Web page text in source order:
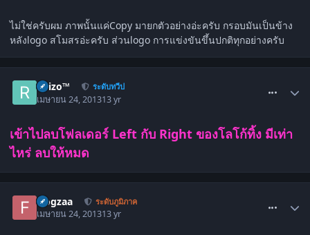
ไม่ใช่ครับผม ภาพนั้นแค่Copy มายกตัวอย่างอ่ะครับ กรอบมันเป็นข้าง
หลังlogo สโมสรอ่ะครับ ส่วนlogo การแข่งขันขึ้นปกติทุกอย่างครับ
Raizo™ ระดับทวีป
เมษายน 24, 201313 yr
เข้าไปลบโฟลเดอร์ Left กับ Right ของโลโก้ทิ้ง มีเท่า
ไหร่ ลบให้หมด
frogzaa ระดับภูมิภาค
เมษายน 24, 201313 yr